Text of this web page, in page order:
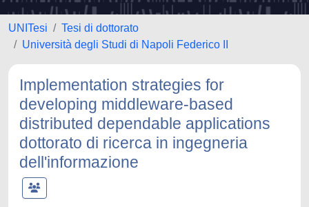
UNITesi
Tesi di dottorato
Università degli Studi di Napoli Federico II
Implementation strategies for
developing middleware-based
distributed dependable applications
dottorato di ricerca in ingegneria
dell'informazione